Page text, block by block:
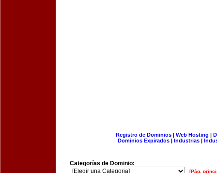
Registro de Dominios| Web Hosting |
Dominios Expirados | Industrias |
Categorías de Dominio:
[Pág.